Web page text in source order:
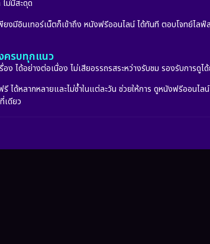
ม่มีสะดุด
มีอินเทอร์เน็ตก็เข้าถึง หนังฟรีออนไลน์ ได้ทันที ตอบโจทย์ไลฟ์
ครบทุกแนว
ได้อย่างต่อเนื่อง ไม่เสียอรรถรสระหว่างรับชม รองรับการดูไ
ด้หลากหลายและไม่ซ้ำในแต่ละวัน ช่วยให้การ ดูหนังฟรีออนไล
เดียว